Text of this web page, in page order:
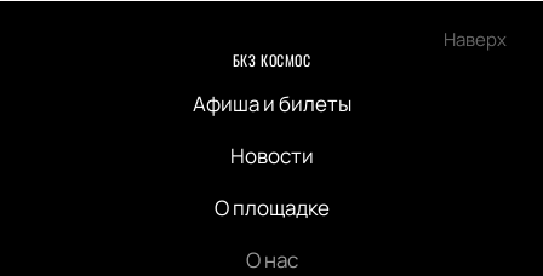
Наверх
БКЗ КОСМОС
Афиша и билеты
Новости
О площадке
О нас